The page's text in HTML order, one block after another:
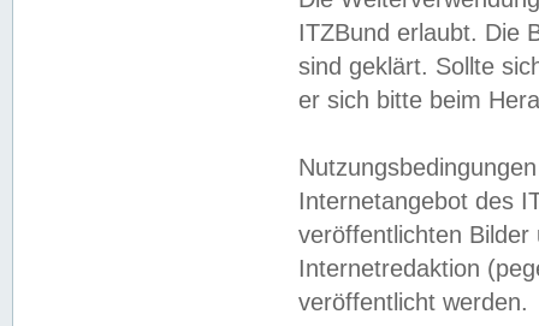
ITZBund erlaubt. Die
sind geklärt. Sollte
er sich bitte beim
Internetangebot des
veröffentlichten
Internetredaktion
veröffentlicht werden.